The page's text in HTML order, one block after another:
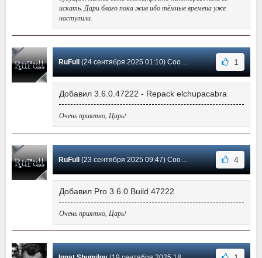
искать. Дари благо пока жив ибо тёмные времена уже
наступили.
RuFull (24 сентября 2025 01:10) Сообщение #6206 1
Добавил 3.6.0.47222 - Repack elchupacabra
Очень приятно, Царь!
RuFull (23 сентября 2025 09:47) Сообщение #6205 4
Добавил Pro 3.6.0 Build 47222
Очень приятно, Царь!